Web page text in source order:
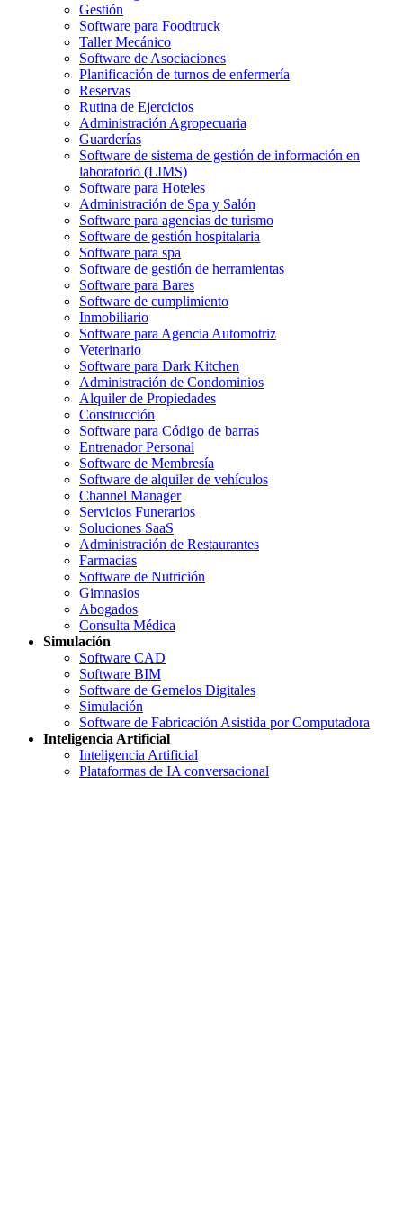
Gestión
Software para Foodtruck
Taller Mecánico
Software de Asociaciones
Planificación de turnos de enfermería
Reservas
Rutina de Ejercicios
Administración Agropecuaria
Guarderías
Software de sistema de gestión de información en
laboratorio (LIMS)
Software para Hoteles
Administración de Spa y Salón
Software para agencias de turismo
Software de gestión hospitalaria
Software para spa
Software de gestión de herramientas
Software para Bares
Software de cumplimiento
Inmobiliario
Software para Agencia Automotriz
Veterinario
Software para Dark Kitchen
Administración de Condominios
Alquiler de Propiedades
Construcción
Software para Código de barras
Entrenador Personal
Software de Membresía
Software de alquiler de vehículos
Channel Manager
Servicios Funerarios
Soluciones SaaS
Administración de Restaurantes
Farmacias
Software de Nutrición
Gimnasios
Abogados
Consulta Médica
Simulación
Software CAD
Software BIM
Software de Gemelos Digitales
Simulación
Software de Fabricación Asistida por Computadora
Inteligencia Artificial
Inteligencia Artificial
Plataformas de IA conversacional